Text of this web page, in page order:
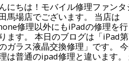
にちは！モバイル修理ファンタ
馬場店でございます。 当店は
修理以外にもiPadの修理を
ます。 本日のブログは「iPad
ガラス液晶交換修理」です。
は普通のipad修理と違います。